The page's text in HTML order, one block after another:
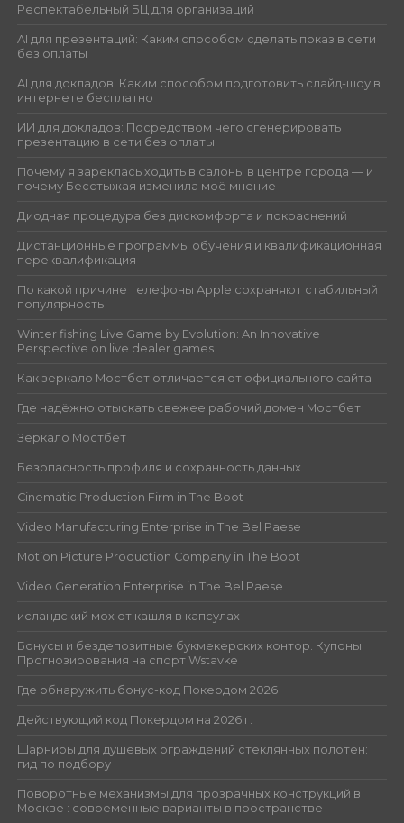
Респектабельный БЦ для организаций
AI для презентаций: Каким способом сделать показ в сети
без оплаты
AI для докладов: Каким способом подготовить слайд-шоу в
интернете бесплатно
ИИ для докладов: Посредством чего сгенерировать
презентацию в сети без оплаты
Почему я зареклась ходить в салоны в центре города — и
почему Бесстыжая изменила моё мнение
Диодная процедура без дискомфорта и покраснений
Дистанционные программы обучения и квалификационная
переквалификация
По какой причине телефоны Apple сохраняют стабильный
популярность
Winter fishing Live Game by Evolution: An Innovative
Perspective on live dealer games
Как зеркало Мостбет отличается от официального сайта
Где надёжно отыскать свежее рабочий домен Мостбет
Зеркало Мостбет
Безопасность профиля и сохранность данных
Cinematic Production Firm in The Boot
Video Manufacturing Enterprise in The Bel Paese
Motion Picture Production Company in The Boot
Video Generation Enterprise in The Bel Paese
исландский мох от кашля в капсулах
Бонусы и бездепозитные букмекерских контор. Купоны.
Прогнозирования на спорт Wstavke
Где обнаружить бонус-код Покердом 2026
Действующий код Покердом на 2026 г.
Шарниры для душевых ограждений стеклянных полотен:
гид по подбору
Поворотные механизмы для прозрачных конструкций в
Москве : современные варианты в пространстве